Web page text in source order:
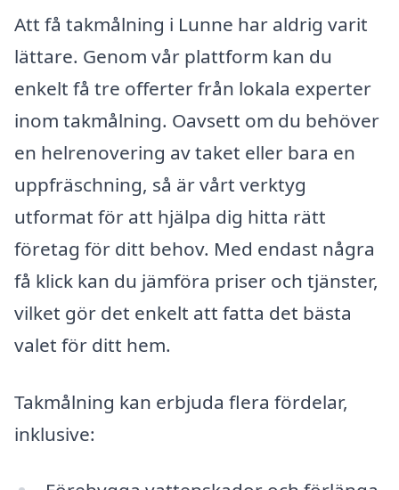
Att få takmålning i Lunne har aldrig varit
lättare. Genom vår plattform kan du
enkelt få tre offerter från lokala experter
inom takmålning. Oavsett om du behöver
en helrenovering av taket eller bara en
uppfräschning, så är vårt verktyg
utformat för att hjälpa dig hitta rätt
företag för ditt behov. Med endast några
få klick kan du jämföra priser och tjänster,
vilket gör det enkelt att fatta det bästa
valet för ditt hem.
Takmålning kan erbjuda flera fördelar,
inklusive: